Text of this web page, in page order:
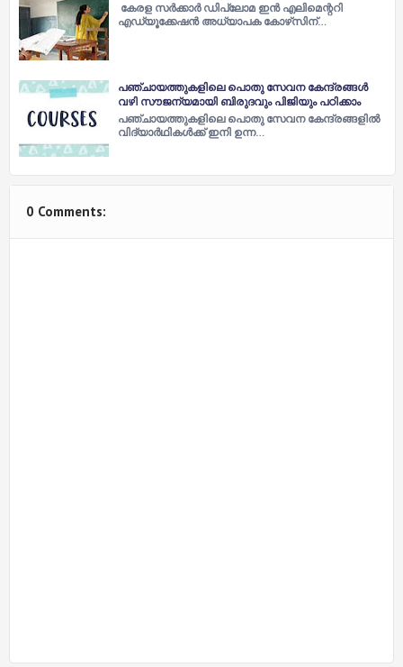
കേരള സർക്കാർ ഡിപ്ലോമ ഇൻ എലിമെന്ററി
എഡ്യൂക്കേഷൻ അധ്യാപക കോഴ്‌സിന്…
പഞ്ചായത്തുകളിലെ പൊതു സേവന കേന്ദ്രങ്ങള്‍
വഴി സൗജന്യമായി ബിരുദവും പിജിയും പഠിക്കാം
പഞ്ചായത്തുകളിലെ പൊതു സേവന കേന്ദ്രങ്ങളില്‍
വിദ്യാര്‍ഥികള്‍ക്ക് ഇനി ഉന്ന…
0 Comments: